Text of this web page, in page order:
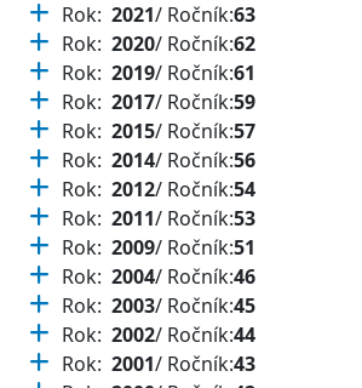
Rok: 2021/ Ročník:63
Rok: 2020/ Ročník:62
Rok: 2019/ Ročník:61
Rok: 2017/ Ročník:59
Rok: 2015/ Ročník:57
Rok: 2014/ Ročník:56
Rok: 2012/ Ročník:54
Rok: 2011/ Ročník:53
Rok: 2009/ Ročník:51
Rok: 2004/ Ročník:46
Rok: 2003/ Ročník:45
Rok: 2002/ Ročník:44
Rok: 2001/ Ročník:43